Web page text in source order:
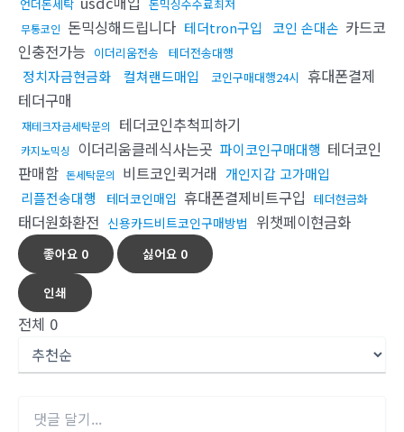
언더돈세탁 돈믹싱수수료최저
무통코인 돈믹싱해드립니다 테더tron구입 코인 손대손 카드코
인충전가능 이더리움전송 테더전송대행
정치자금현금화 컬쳐랜드매입 코인구매대행24시 휴대폰결제
테더구매
재테크자금세탁문의 테더코인추척피하기
카지노믹싱 이더리움클레식사는곳 파이코인구매대행 테더코인
판매함 돈세탁문의 비트코인퀵거래 개인지갑 고가매입
리플전송대행
테더코인매입 휴대폰결제비트구입 테더현금화
태더원화환전 신용카드비트코인구매방법 위챗페이현금화
좋아요 0 싫어요 0
인쇄
전체 0